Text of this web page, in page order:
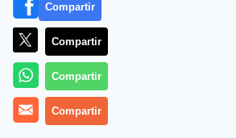
Más información
Compartir
Compartir
Compartir
Compartir